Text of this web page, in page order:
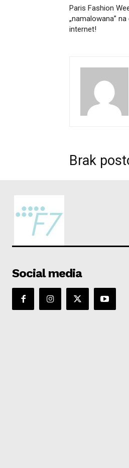
Paris Fashion
„namalowana”
internet!
Brak
Social media